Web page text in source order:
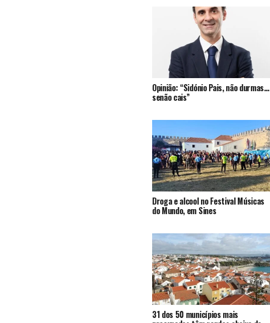
Opinião: “Sidónio Pais, não durmas…
senão cais”
Droga e alcool no Festival Músicas
do Mundo, em Sines
31 dos 50 municípios mais